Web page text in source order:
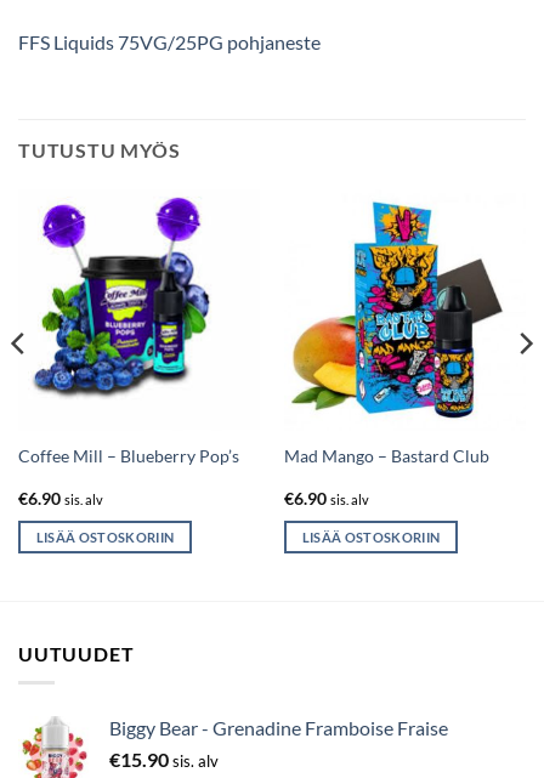
FFS Liquids 75VG/25PG pohjaneste
TUTUSTU MYÖS
Coffee Mill – Blueberry Pop’s
€6.90 sis. alv
LISÄÄ OSTOSKORIIN
Mad Mango – Bastard Club
€6.90 sis. alv
LISÄÄ OSTOSKORIIN
UUTUUDET
Biggy Bear - Grenadine Framboise Fraise
€15.90sis. alv